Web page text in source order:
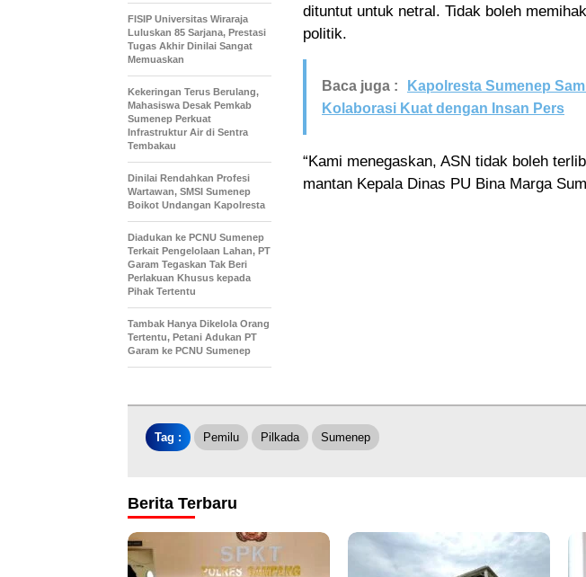
dituntut untuk netral. Tidak boleh
politik.
Baca juga :
Kapolresta Sumenep
Kolaborasi Kuat dengan Insan Pers
“Kami menegaskan, ASN tidak boleh
mantan Kepala Dinas PU Bina Marga
FISIP Universitas Wiraraja
Luluskan 85 Sarjana, Prestasi
Tugas Akhir Dinilai Sangat
Memuaskan
Kekeringan Terus Berulang,
Mahasiswa Desak Pemkab
Sumenep Perkuat
Infrastruktur Air di Sentra
Tembakau
Dinilai Rendahkan Profesi
Wartawan, SMSI Sumenep
Boikot Undangan Kapolresta
Diadukan ke PCNU Sumenep
Terkait Pengelolaan Lahan, PT
Garam Tegaskan Tak Beri
Perlakuan Khusus kepada
Pihak Tertentu
Tambak Hanya Dikelola Orang
Tertentu, Petani Adukan PT
Garam ke PCNU Sumenep
Tag : Pemilu Pilkada Sumenep
Berita Terbaru